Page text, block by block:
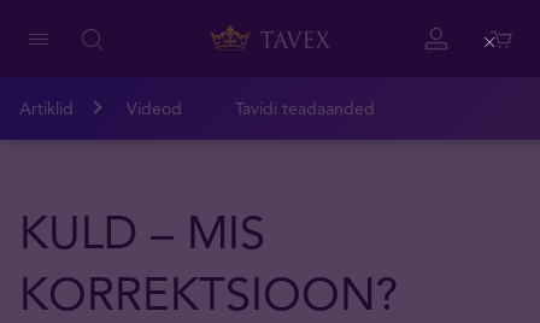
Artiklid Videod Tavidi teadaanded
KULD – MIS
KORREKTSIOON?
Close